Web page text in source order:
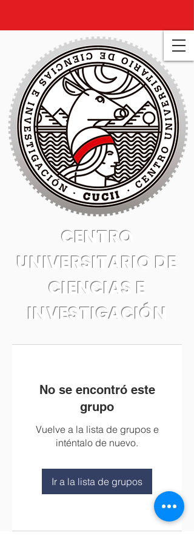
CENTRO
UNIVERSITARIO DE
CIENCIAS E
INVESTIGACIÓN
No se encontró este
grupo
Vuelve a la lista de grupos e
inténtalo de nuevo.
Ir a la lista de grupos